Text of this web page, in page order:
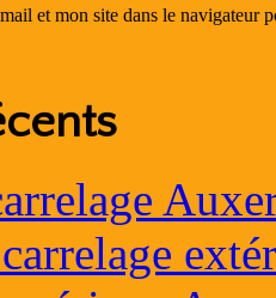
et mon site dans le navigateur